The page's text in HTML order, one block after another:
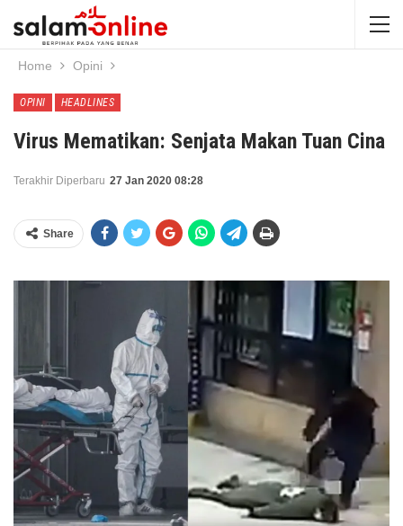
Home Opini
OPINI HEADLINES
Virus Mematikan: Senjata Makan Tuan Cina
Terakhir Diperbaru 27 Jan 2020 08:28
Share